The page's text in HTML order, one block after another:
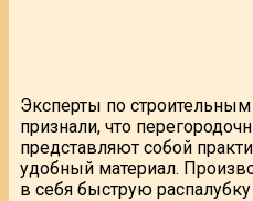
Эксперты по
признали, что
представляют собой
удобный материал.
в себя быструю